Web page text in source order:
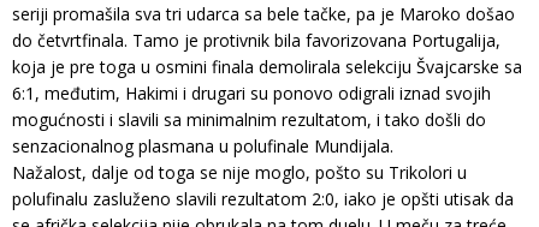
seriji promašila sva tri udarca sa bele tačke, pa je Maroko došao
do četvrtfinala. Tamo je protivnik bila favorizovana Portugalija,
koja je pre toga u osmini finala demolirala selekciju Švajcarske sa
6:1, međutim, Hakimi i drugari su ponovo odigrali iznad svojih
mogućnosti i slavili sa minimalnim rezultatom, i tako došli do
senzacionalnog plasmana u polufinale Mundijala.
Nažalost, dalje od toga se nije moglo, pošto su Trikolori u
polufinalu zasluženo slavili rezultatom 2:0, iako je opšti utisak da